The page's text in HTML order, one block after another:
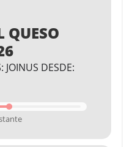
QUESO
JOINUS DESDE: